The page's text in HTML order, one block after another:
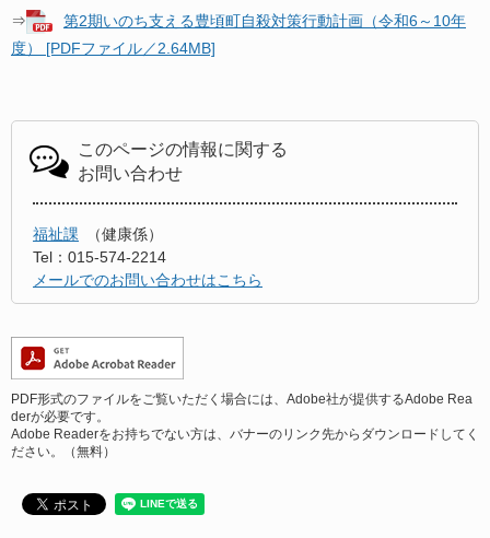
⇒
第2期いのち支える豊頃町自殺対策行動計画（令和6～10年
度） [PDFファイル／2.64MB]
このページの情報に関する
お問い合わせ
福祉課
健康係
Tel：015-574-2214
メールでのお問い合わせはこちら
PDF形式のファイルをご覧いただく場合には、Adobe社が提供するAdobe Rea
derが必要です。
Adobe Readerをお持ちでない方は、バナーのリンク先からダウンロードしてく
ださい。（無料）